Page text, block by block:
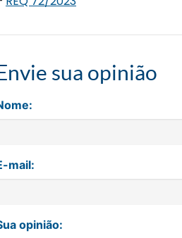
sua opinião
mail:
opinião: